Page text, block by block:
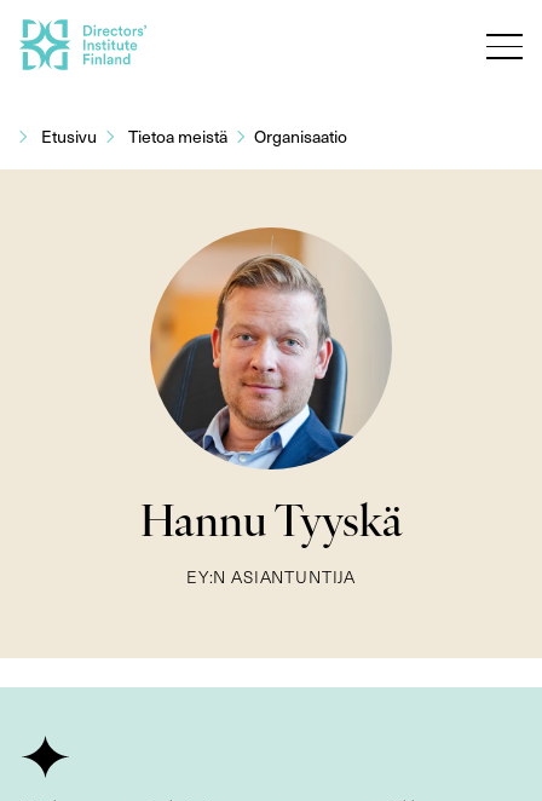
sisältöön
Etusivu Tietoa meistä Organisaatio
Hannu Tyyskä
EY:N ASIANTUNTIJA